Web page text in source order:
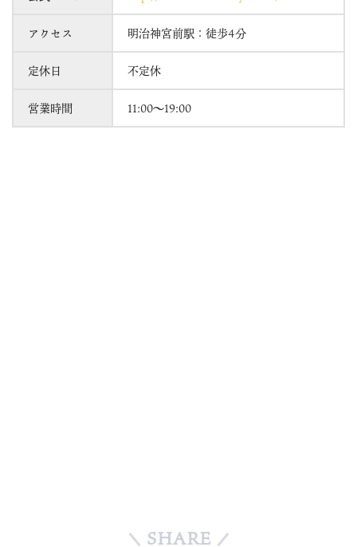
アクセス 明治神宮前駅：徒歩4分
定休日 不定休
営業時間 11:00～19:00
SHARE